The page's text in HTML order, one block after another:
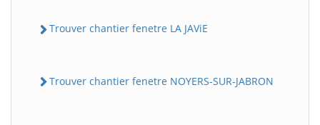
Trouver chantier fenetre LA JAViE
Trouver chantier fenetre NOYERS-SUR-JABRON